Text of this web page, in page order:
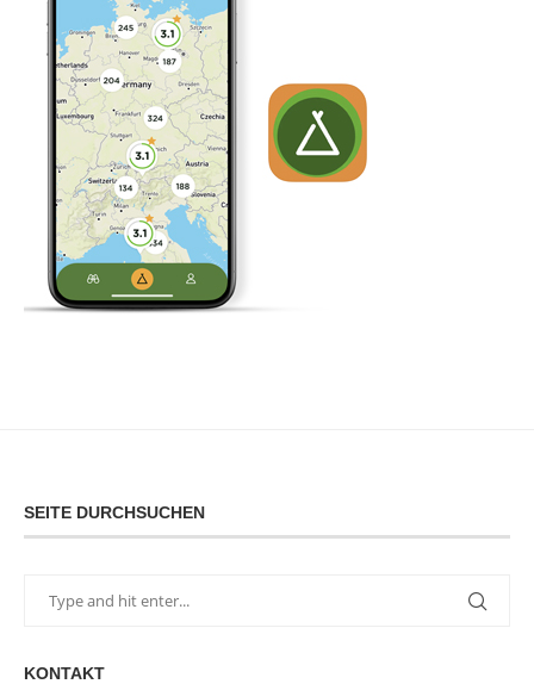
SEITE DURCHSUCHEN
KONTAKT